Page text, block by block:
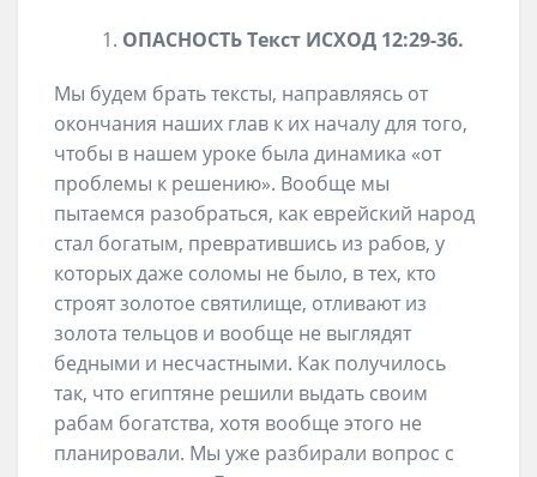
ОПАСНОСТЬТекст ИСХОД 12:29-36.
Мы будем брать тексты, направляясь от
окончания наших глав к их началу для того,
чтобы в нашем уроке была динамика «от
проблемы к решению». Вообще мы
пытаемся разобраться, как еврейский народ
стал богатым, превратившись из рабов, у
которых даже соломы не было, в тех, кто
строят золотое святилище, отливают из
золота тельцов и вообще не выглядят
бедными и несчастными. Как получилось
так, что египтяне решили выдать своим
рабам богатства, хотя вообще этого не
планировали. Мы уже разбирали вопрос с